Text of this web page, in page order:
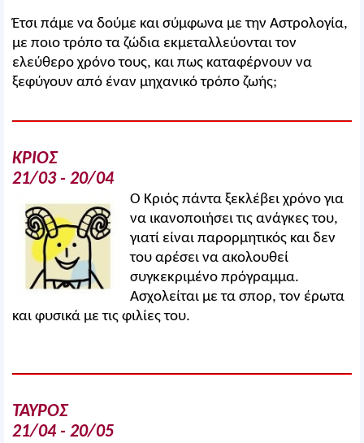
Έτσι πάμε να δούμε και σύμφωνα με την Αστρολογία,
με ποιο τρόπο τα ζώδια εκμεταλλεύονται τον
ελεύθερο χρόνο τους, και πως καταφέρνουν να
ξεφύγουν από έναν μηχανικό τρόπο ζωής;
ΚΡΙΟΣ
21/03 - 20/04
Ο Κριός πάντα ξεκλέβει χρόνο για
να ικανοποιήσει τις ανάγκες του,
γιατί είναι παρορμητικός και δεν
του αρέσει να ακολουθεί
συγκεκριμένο πρόγραμμα.
Ασχολείται με τα σπορ, τον έρωτα
και φυσικά με τις φιλίες του.
ΤΑΥΡΟΣ
21/04 - 20/05